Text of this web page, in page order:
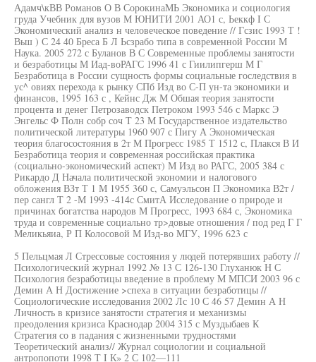
Адамч\кВВ Романов О В СорокинаМЬ Экономика и социология
груда Учебник для вузов М ЮНИТИ 2001 АО1 с, Ьеккф I С
Экономический анализ н человеческое поведение // Гсзис 1993 Т !
Вьш ) С 24 40 Бреса Б Л Ьсзрабо типа в современной России М
Наука. 2005 272 с Буланов В С Современные проблемы занятости
и безработицы М Иад-воРАГС 1996 41 с Гиилипгерш М Г
Безработица в России сущность формы социальные госледствия в
ус^ овиях перехода к рынку СПб Изд во С-П ун-та экономики и
финансов, 1995 163 с , Кейнс Дж М Обшая теория занятости
процента и денег Петрозаводск Петроком 1993 546 с Маркс Э
Энгельс Ф Полн собр соч Т 23 М Государственное издательство
политической литературы 1960 907 с Пигу А Экономическая
теория благосостояния в 2т М Прогресс 1985 Т 1512 с, Плакся В И
Безработица теория и современная российская практика
(социально-экономический аспект) М Изд во РАГС, 2005 384 с
Рикардо Д Начала политической экономии и налогового
обложения ВЗт Т 1 М 1955 360 с, Самуэльсон П Экономика В2т /
пер сангл Т 2 -М 1993 -414с СмитА Исследование о природе и
причинах богатства народов М Прогресс, 1993 684 с, Экономика
труда и современные социально тр>довые отношения / под ред Г Г
Меликьяиа, Р П Колосовой М Изд-во МГУ, 1996 623 с
5 Пельцмая Л Стрессовые состояния у людей потерявших работу //
Психологический журнал 1992 № 13 С 126-130 Глуханюк Н С
Психология безработицы введение в проблему М МПСИ 2003 96 с
Демин А Н Достижение >спеха в ситуации безработицы //
Социологические исследования 2002 Лс 10 С 46 57 Демин А Н
Личность в кризисе занятости стратегия и механизмы
преодоления кризиса Краснодар 2004 315 с Муздыбаев К
Стратегия со в падания с жизненными трудностями
Теоретический анализ// Журнал социологии и социальной
антропопоти 1998 Т I К» 2 С 102—111